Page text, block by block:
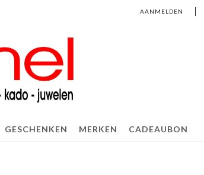
AANMELDEN
GESCHENKEN MERKEN CADEAUBON